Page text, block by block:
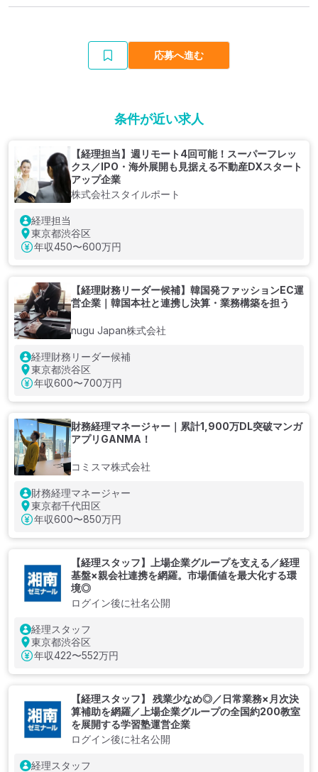
応募へ進む
条件が近い求人
【経理担当】週リモート4回可能！スーパーフレッ
クス／IPO・海外展開も見据える不動産DXスタート
アップ企業
株式会社スタイルポート
経理担当
東京都渋谷区
年収450〜600万円
【経理財務リーダー候補】韓国発ファッションEC運
営企業｜韓国本社と連携し決算・業務構築を担う
nugu Japan株式会社
経理財務リーダー候補
東京都渋谷区
年収600〜700万円
財務経理マネージャー｜累計1,900万DL突破マンガ
アプリGANMA！
コミスマ株式会社
財務経理マネージャー
東京都千代田区
年収600〜850万円
【経理スタッフ】上場企業グループを支える／経理
基盤×親会社連携を網羅。市場価値を最大化する環
境◎
ログイン後に社名公開
経理スタッフ
東京都渋谷区
年収422〜552万円
【経理スタッフ】 残業少なめ◎／日常業務×月次決
算補助を網羅／上場企業グループの全国約200教室
を展開する学習塾運営企業
ログイン後に社名公開
経理スタッフ